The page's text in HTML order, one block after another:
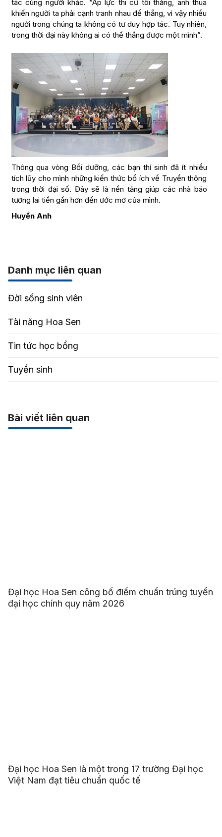
tác cùng người khác. “Áp lực thi cử tôi thắng, anh thua
khiến người ta phải cạnh tranh nhau để thắng, vì vậy nhiều
người trong chúng ta không có tư duy hợp tác. Tuy nhiên,
trong thời đại này không ai có thể thắng được một mình”.
Thông qua vòng Bồi dưỡng, các bạn thí sinh đã ít nhiều
tích lũy cho mình những kiến thức bổ ích về Truyền thông
trong thời đại số. Đây sẽ là nền tảng giúp các nhà báo
tương lai tiến gần hơn đến ước mơ của mình.
Huyền Anh
Danh mục liên quan
Đời sống sinh viên
Tài năng Hoa Sen
Tin tức học bổng
Tuyển sinh
Bài viết liên quan
Đại học Hoa Sen công bố điểm chuẩn trúng tuyển
đại học chính quy năm 2026
Đại học Hoa Sen là một trong 17 trường Đại học
Việt Nam đạt tiêu chuẩn quốc tế